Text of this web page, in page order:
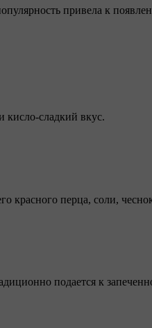
привела к
кисло-сладкий вкус.
красного перца, соли,
подается к